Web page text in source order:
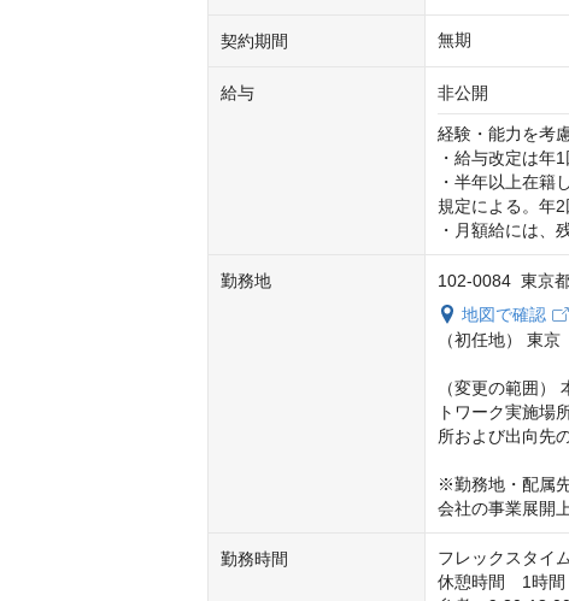
契約期間 無期
給与 非公開
経験・能力を考
・給与改定は年
・半年以上在籍
規定による。年2
・月額給には、
勤務地
102-0084 東京
地図で確認
（初任地） 東京
（変更の範囲）
トワーク実施場
所および出向先
※勤務地・配属
会社の事業展開
勤務時間
フレックスタイ
休憩時間　1時間